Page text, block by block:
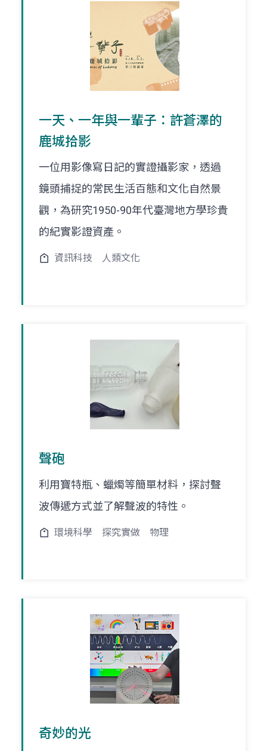
一天、一年與一輩子：許蒼澤的
鹿城拾影
一位用影像寫日記的實證攝影家，透過
鏡頭捕捉的常民生活百態和文化自然景
觀，為研究1950-90年代臺灣地方學珍貴
的紀實影證資產。
資訊科技 人類文化
聲砲
利用寶特瓶、蠟燭等簡單材料，探討聲
波傳遞方式並了解聲波的特性。
環境科學 探究實做 物理
奇妙的光